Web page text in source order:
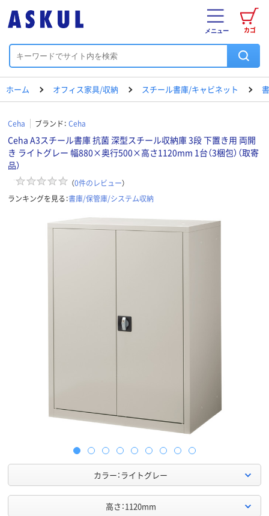
カゴ
メニュー
ホーム オフィス家具/収納 スチール書庫/キャビネット
Ceha ブランド： Ceha
Ceha A3スチール書庫 抗菌 深型スチール収納庫 3段 下置き用 両開
き ライトグレー 幅880×奥行500×高さ1120mm 1台（3梱包）（取寄
品）
（0件のレビュー）
ランキングを見る：書庫/保管庫/システム収納
カラー：ライトグレー
高さ：1120mm